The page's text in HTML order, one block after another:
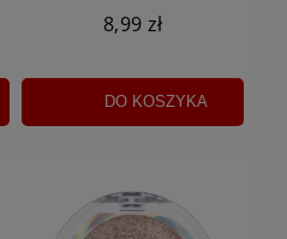
8,99 zł
DO KOSZYKA